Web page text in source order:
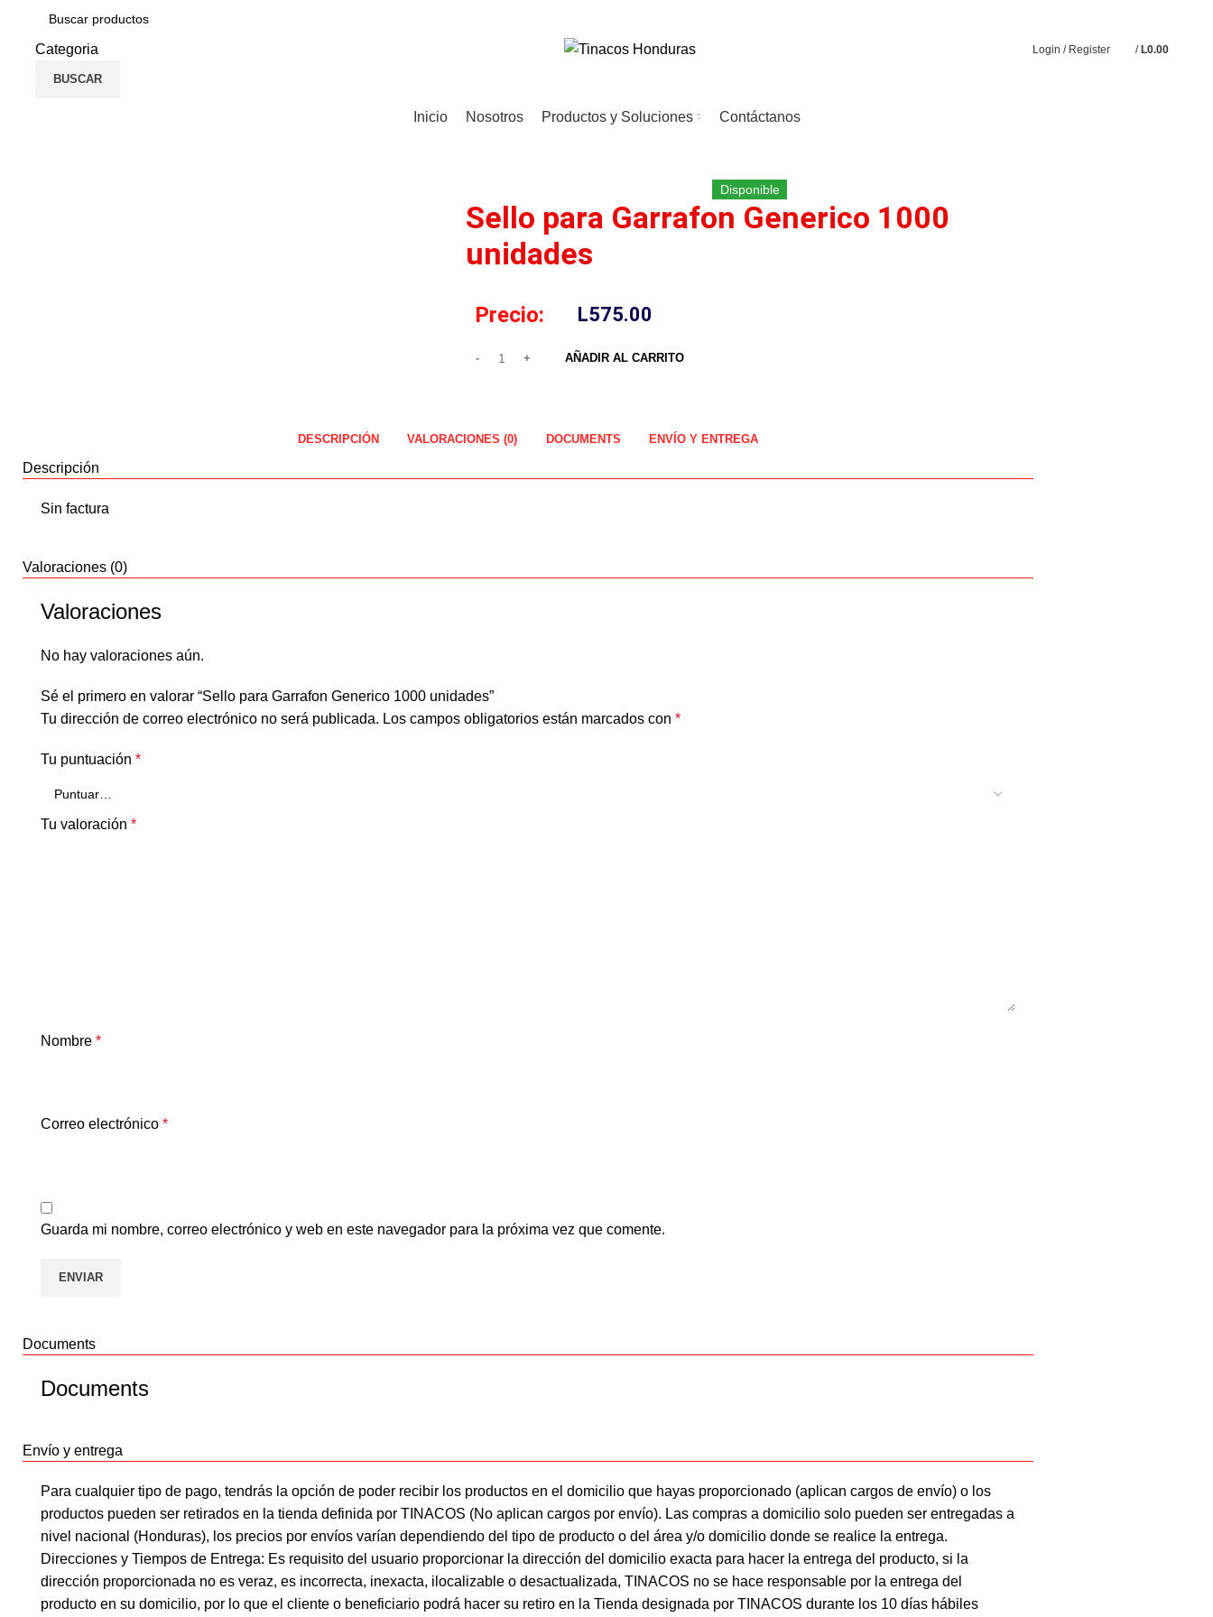
Categoria
BUSCAR
Login / Register / L0.00
Inicio Nosotros Productos y Soluciones Contáctanos
Disponible
Sello para Garrafon Generico 1000
unidades
Precio: L575.00
AÑADIR AL CARRITO
DESCRIPCIÓN VALORACIONES (0) DOCUMENTS ENVÍO Y ENTREGA
Descripción
Sin factura
Valoraciones (0)
Valoraciones
No hay valoraciones aún.
Sé el primero en valorar “Sello para Garrafon Generico 1000 unidades”
Tu dirección de correo electrónico no será publicada. Los campos obligatorios están marcados con *
Tu puntuación *
Tu valoración *
Nombre *
Correo electrónico *
Guarda mi nombre, correo electrónico y web en este navegador para la próxima vez que comente.
Documents
Documents
Envío y entrega
Para cualquier tipo de pago, tendrás la opción de poder recibir los productos en el domicilio que hayas proporcionado (aplican cargos de envío) o los
productos pueden ser retirados en la tienda definida por TINACOS (No aplican cargos por envío). Las compras a domicilio solo pueden ser entregadas a
nivel nacional (Honduras), los precios por envíos varían dependiendo del tipo de producto o del área y/o domicilio donde se realice la entrega.
Direcciones y Tiempos de Entrega: Es requisito del usuario proporcionar la dirección del domicilio exacta para hacer la entrega del producto, si la
dirección proporcionada no es veraz, es incorrecta, inexacta, ilocalizable o desactualizada, TINACOS no se hace responsable por la entrega del
producto en su domicilio, por lo que el cliente o beneficiario podrá hacer su retiro en la Tienda designada por TINACOS durante los 10 días hábiles